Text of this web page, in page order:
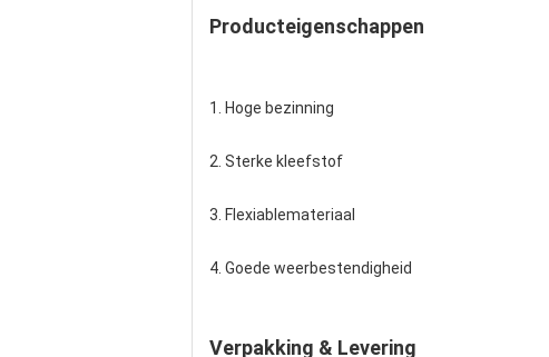
Producteigenschappen
1. Hoge bezinning
2. Sterke kleefstof
3. Flexiablemateriaal
4. Goede weerbestendigheid
Verpakking & Levering